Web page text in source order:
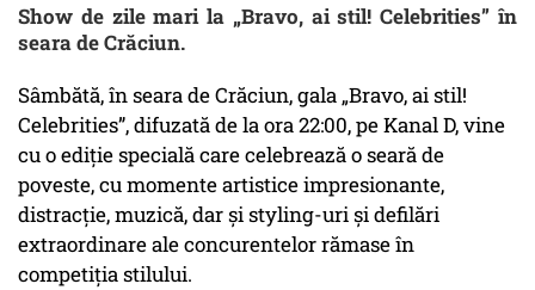
Show de zile mari la „Bravo, ai stil! Celebrities” în
seara de Crăciun.
Sâmbătă, în seara de Crăciun, gala „Bravo, ai stil!
Celebrities”, difuzată de la ora 22:00, pe Kanal D, vine
cu o ediție specială care celebrează o seară de
poveste, cu momente artistice impresionante,
distracție, muzică, dar și styling-uri și defilări
extraordinare ale concurentelor rămase în
competiția stilului.